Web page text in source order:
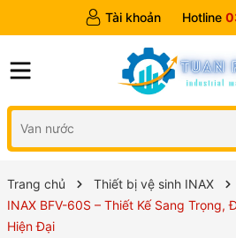
Tài khoản Hotline
Trang chủ Thiết bị vệ sinh INAX
INAX BFV-60S – Thiết Kế Sang Trọng,
Hiện Đại